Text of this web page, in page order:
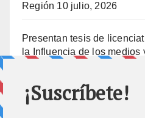
Región 10 julio, 2026
Presentan tesis de
la Influencia de los medios